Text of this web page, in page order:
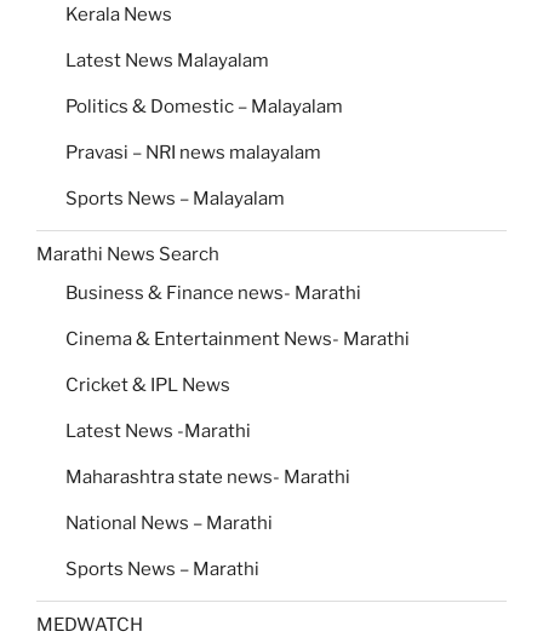
Kerala News
Latest News Malayalam
Politics & Domestic – Malayalam
Pravasi – NRI news malayalam
Sports News – Malayalam
Marathi News Search
Business & Finance news- Marathi
Cinema & Entertainment News- Marathi
Cricket & IPL News
Latest News -Marathi
Maharashtra state news- Marathi
National News – Marathi
Sports News – Marathi
MEDWATCH